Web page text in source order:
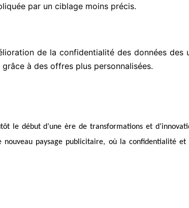
par un ciblage moins précis.
de la confidentialité des données des
à des offres plus personnalisées.
le début d’une ère de transformations et
paysage publicitaire, où la confidentialité